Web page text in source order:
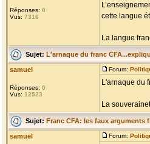
Réponses: 0
Vus: 7316
cette langue
La langue
Sujet: L'arnaque du franc
samuel
Réponses: 0
Vus: 12523
Forum:
L'arnaque du
La
Sujet: Franc CFA: les faux arguments
samuel Forum: